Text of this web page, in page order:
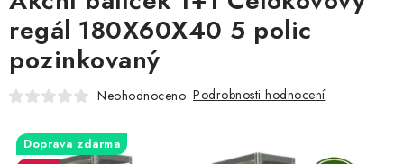
KOVOVÉ STOLOVÉ NOHY
ZAHRADA, OKOLÍ DOMU
DŮM, BYT
regál 180X60X40 5 polic
pozinkovaný
Neohodnoceno Podrobnosti hodnocení
Doprava zdarma